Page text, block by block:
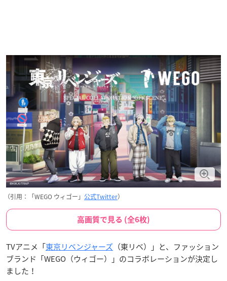
（引用：「WEGO ウィゴー」 公式Twitter）
高画質で見る (全6枚)
TVアニメ「東京リベンジャーズ （東リベ）」と、ファッション
ブランド「WEGO（ウィゴー）」のコラボレーションが決定し
ました！